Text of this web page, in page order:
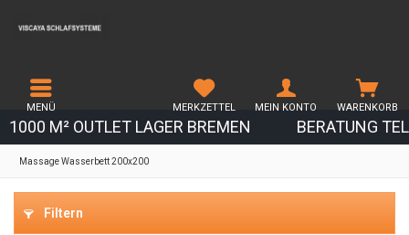
1000 M² OUTLET LAGER BREMEN BERATUNG
MENÜ WARENKORB
MERKZETTEL MEIN KONTO
Massage Wasserbett 200x200
Filtern